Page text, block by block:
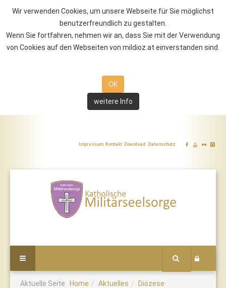
Wir verwenden Cookies, um unsere Webseite für Sie möglichst
benutzerfreundlich zu gestalten.
Wenn Sie fortfahren, nehmen wir an, dass Sie mit der Verwendung
von Cookies auf den Webseiten von mildioz.at einverstanden sind.
OK
weitere Info
Impressum Kontakt Download Datenschutz
Aktuelle Seite: Home Aktuelles
Diözese